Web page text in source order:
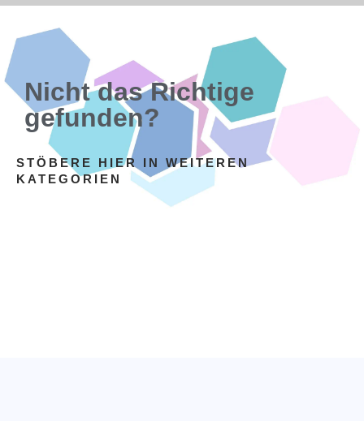
Nicht das Richtige
gefunden?
STÖBERE HIER IN WEITEREN
KATEGORIEN